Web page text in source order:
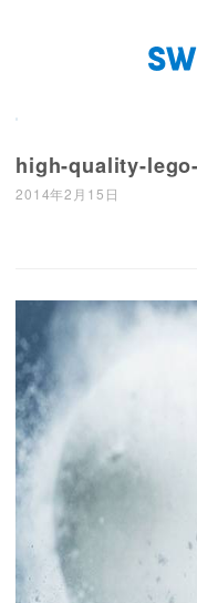
high-quality-
2014年2月15日